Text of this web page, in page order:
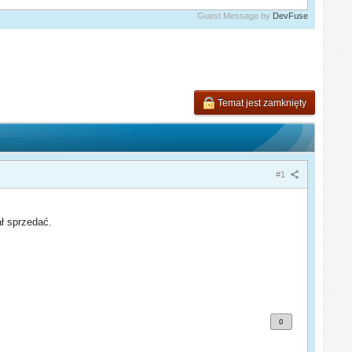
Guest Message by DevFuse
Temat jest zamknięty
#1
sprzedać.
0